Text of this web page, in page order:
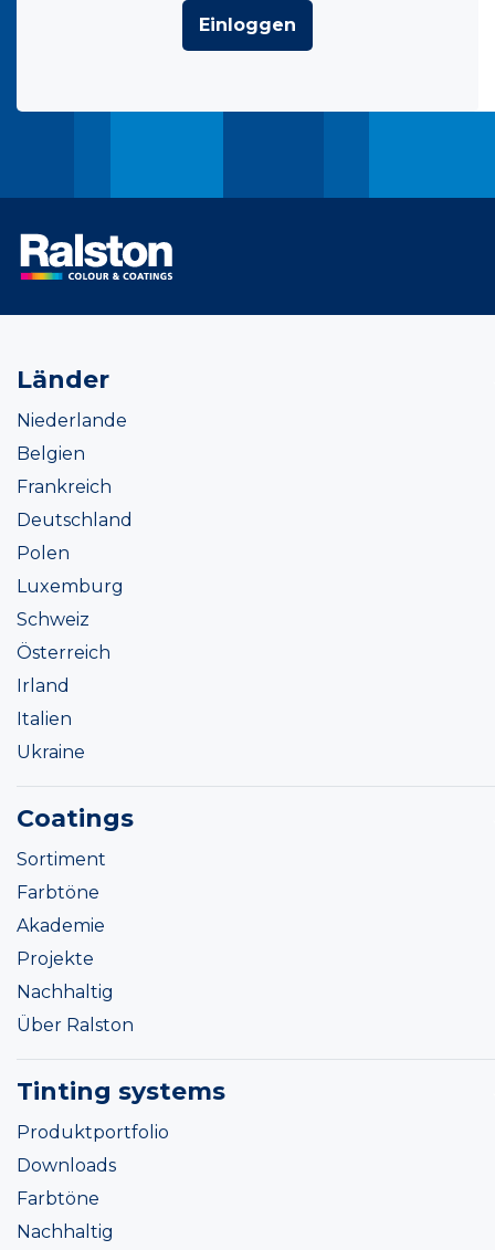
Einloggen
Länder
Niederlande
Belgien
Frankreich
Deutschland
Polen
Luxemburg
Schweiz
Österreich
Irland
Italien
Ukraine
Coatings
Sortiment
Farbtöne
Akademie
Projekte
Nachhaltig
Über Ralston
Tinting systems
Produktportfolio
Downloads
Farbtöne
Nachhaltig